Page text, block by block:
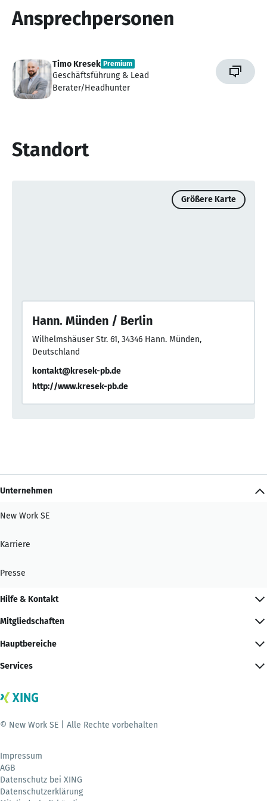
Ansprechpersonen
Timo Kresek Premium
Geschäftsführung & Lead
Berater/Headhunter
Standort
Größere Karte
Hann. Münden / Berlin
Wilhelmshäuser Str. 61, 34346 Hann. Münden,
Deutschland
kontakt@kresek-pb.de
http://www.kresek-pb.de
Unternehmen
New Work SE
Karriere
Presse
Hilfe & Kontakt
Mitgliedschaften
Hauptbereiche
Services
© New Work SE | Alle Rechte vorbehalten
Impressum
AGB
Datenschutz bei XING
Datenschutzerklärung